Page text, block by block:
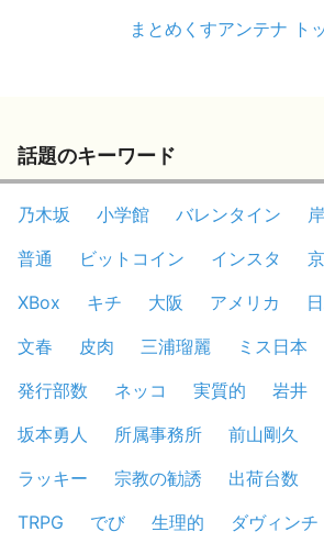
まとめくすアンテナ ト
話題のキーワード
乃木坂 小学館 バレンタイン
普通
ビットコイン インスタ
XBox
キチ 大阪 アメリカ
文春
皮肉 三浦瑠麗 ミス日本
発行部数
ネッコ 実質的 岩井
坂本勇人
所属事務所 前山剛久
ラッキー
宗教の勧誘 出荷台数
TRPG
でび 生理的 ダヴィンチ